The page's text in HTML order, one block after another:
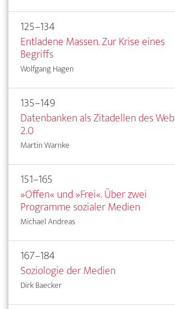
125–134
Entladene Massen. Zur Krise eines
Begriffs
Wolfgang Hagen
135–149
Datenbanken als Zitadellen des Web
2.0
Martin Warnke
151–165
»Offen« und »Frei«. Über zwei
Programme sozialer Medien
Michael Andreas
167–184
Soziologie der Medien
Dirk Baecker